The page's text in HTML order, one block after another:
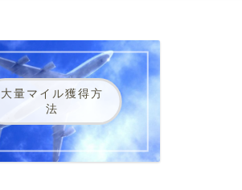
大量マイル獲得方
法